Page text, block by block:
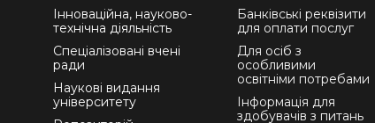
Інноваційна, науково-
технічна діяльність
Спеціалізовані вчені
ради
Наукові видання
університету
Банківські реквізити
для оплати послуг
Для осіб з
особливими
освітніми потребами
Інформація для
здобувачів з питань